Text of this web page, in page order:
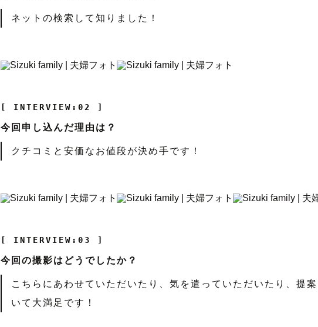
ネットの検索して知りました！
[ INTERVIEW:02 ]
今回申し込んだ理由は？
クチコミと安価なお値段が決め手です！
[ INTERVIEW:03 ]
今回の撮影はどうでしたか？
こちらにあわせていただいたり、気を遣っていただいたり、提
いて大満足です！